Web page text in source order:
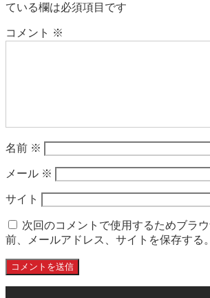
ている欄は必須項目です
コメント ※
名前 ※
メール ※
サイト
次回のコメントで使用するためブラ
前、メールアドレス、サイトを保存する。